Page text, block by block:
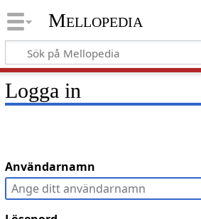
Mellopedia
Logga in
Användarnamn